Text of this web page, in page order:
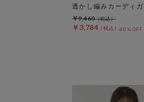
透かし編みカーディガ
￥3,784 60％OFF
￥9,460